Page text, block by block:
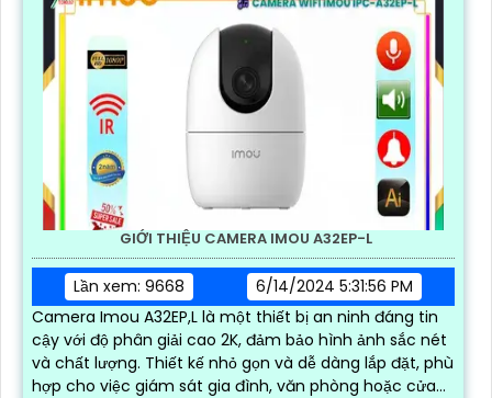
GIỚI THIỆU CAMERA IMOU A32EP-L
Lần xem: 9668
6/14/2024 5:31:56 PM
Camera Imou A32EP,L là một thiết bị an ninh đáng tin
cậy với độ phân giải cao 2K, đảm bảo hình ảnh sắc nét
và chất lượng. Thiết kế nhỏ gọn và dễ dàng lắp đặt, phù
hợp cho việc giám sát gia đình, văn phòng hoặc cửa